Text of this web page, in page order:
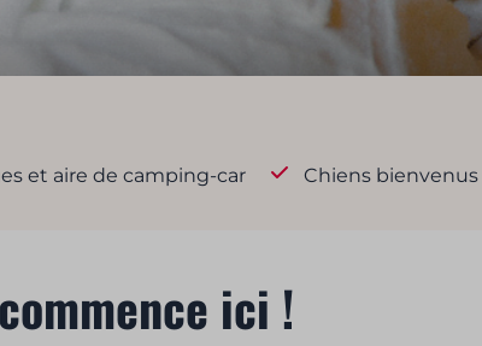
et aire de camping-car Chiens bienvenus
ici !